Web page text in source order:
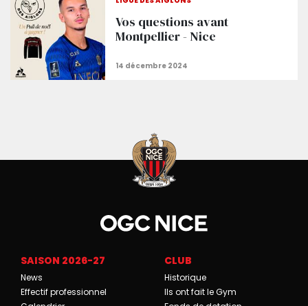
Vos questions avant
Montpellier - Nice
SAISON 2026-27
News
Effectif professionnel
CLUB
Historique
Ils ont fait le Gym